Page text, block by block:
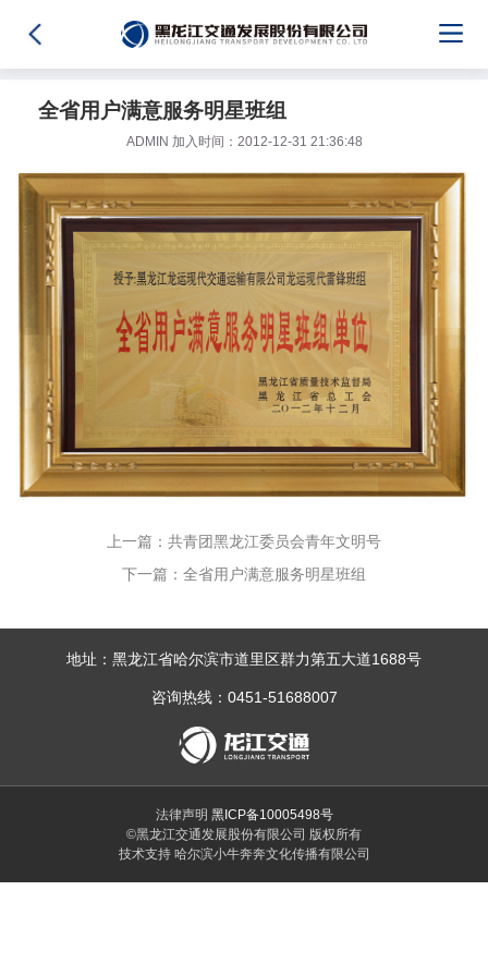
全省用户满意服务明星班组
ADMIN 加入时间：2012-12-31 21:36:48
上一篇：共青团黑龙江委员会青年文明号
下一篇：全省用户满意服务明星班组
地址：黑龙江省哈尔滨市道里区群力第五大道1688号
咨询热线：0451-51688007
法律声明 黑ICP备10005498号
©黑龙江交通发展股份有限公司 版权所有
技术支持 哈尔滨小牛奔奔文化传播有限公司